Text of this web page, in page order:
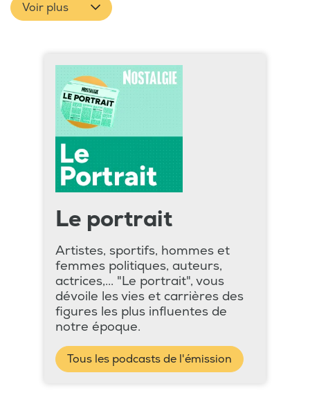
Voir plus
Le portrait
Artistes, sportifs, hommes et
femmes politiques, auteurs,
actrices,... "Le portrait", vous
dévoile les vies et carrières des
figures les plus influentes de
notre époque.
Tous les podcasts de l'émission